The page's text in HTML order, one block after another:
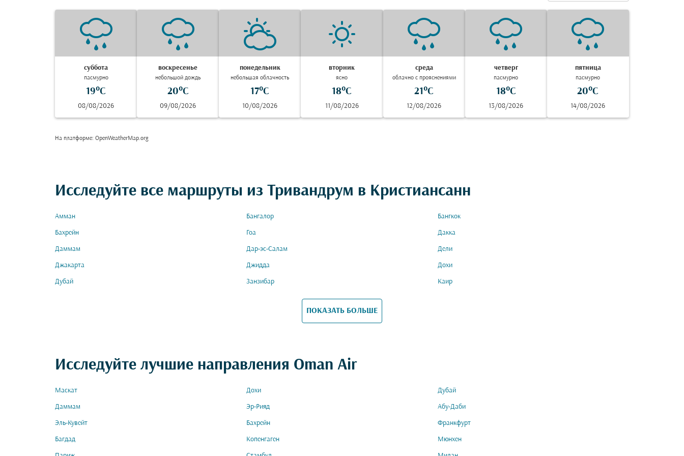
суббота
пасмурно
19°C
08/08/2026
воскресенье
небольшой дождь
20°C
09/08/2026
понедельник
небольшая облачность
17°C
10/08/2026
вторник
ясно
18°C
11/08/2026
среда
облачно с прояснениями
21°C
12/08/2026
четверг
пасмурно
18°C
13/08/2026
пятница
пасмурно
20°C
14/08/2026
На платформе: OpenWeatherMap.org
Исследуйте все маршруты из Тривандрум в Кристиансанн
Амман Бангалор Бангкок
Бахрейн Гоа Дакка
Даммам Дар-эс-Салам Дели
Джакарта Джидда Дохи
Дубай Занзибар Каир
ПОКАЗАТЬ БОЛЬШЕ
Исследуйте лучшие направления Oman Air
Маскат Дохи Дубай
Даммам Эр-Рияд Абу-Даби
Эль-Кувейт Бахрейн Франкфурт
Багдад Копенгаген Мюнхен